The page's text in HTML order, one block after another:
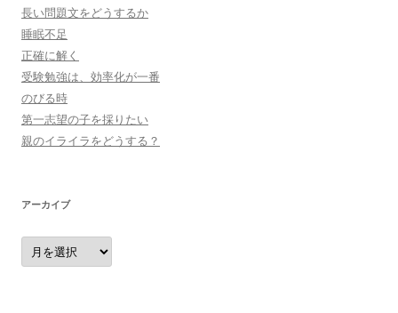
長い問題文をどうするか
睡眠不足
正確に解く
受験勉強は、効率化が一番
のびる時
第一志望の子を採りたい
親のイライラをどうする？
アーカイブ
ア
ー
カ